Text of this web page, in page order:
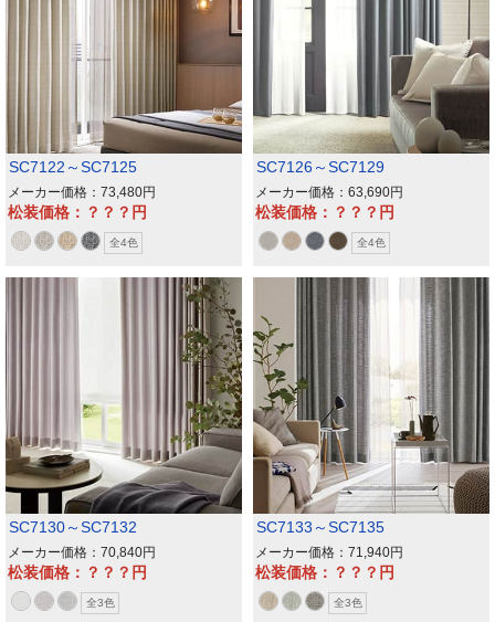
SC7122～SC7125
メーカー価格：73,480
松装価格：？？？
全4色
SC7126～SC7129
メーカー価格：63,690
松装価格：？？？
全4色
SC7130～SC7132
メーカー価格：70,840
松装価格：？？？
全3色
SC7133～SC7135
メーカー価格：71,940
松装価格：？？？
全3色